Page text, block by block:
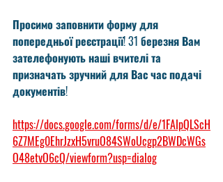
Просимо заповнити форму для
попередньої реєстрації! 31 березня Вам
зателефонують наші вчителі та
призначать зручний для Вас час подачі
документів!
https://docs.google.com/forms/d/e/1FAIpQLScH
6Z7MEg0EhrJzxH5vruO84SWoUcgp2BWDcWGs
O48etvO6cQ/viewform?usp=dialog